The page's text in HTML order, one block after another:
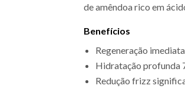
de amêndoa rico em
Benefícios
Regeneração imediata
Hidratação profunda
Redução frizz